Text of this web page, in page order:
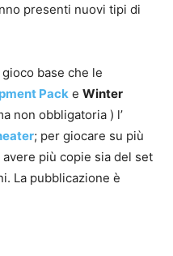
presenti nuovi tipi di
base che le
Pack e Winter
non obbligatoria ) l’
; per giocare su più
più copie sia del set
La pubblicazione è